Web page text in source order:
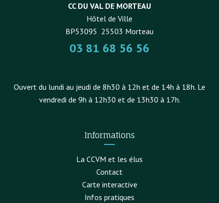
CC DU VAL DE MORTEAU
Hôtel de Ville
BP53095 25503 Morteau
03 81 68 56 56
Ouvert du lundi au jeudi de 8h30 à 12h et de 14h à 18h. Le
vendredi de 9h à 12h30 et de 13h30 à 17h.
Informations
La CCVM et les élus
Contact
Carte interactive
Infos pratiques